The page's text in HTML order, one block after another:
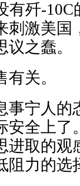
有歼-
刺激美国
之蠢。
关。
事宁人的
安全上了
进取的观
阻力的选